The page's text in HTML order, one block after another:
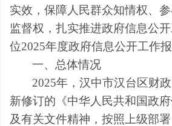
实效，保障人民群众知情权、
监督权， 扎实推进政府信息公
位2025年度政府信息公开工作报
一、总体情况
2025年，汉中市汉台区财
新修订的《中华人民共和国政府
及有关文件精神，按照上级部